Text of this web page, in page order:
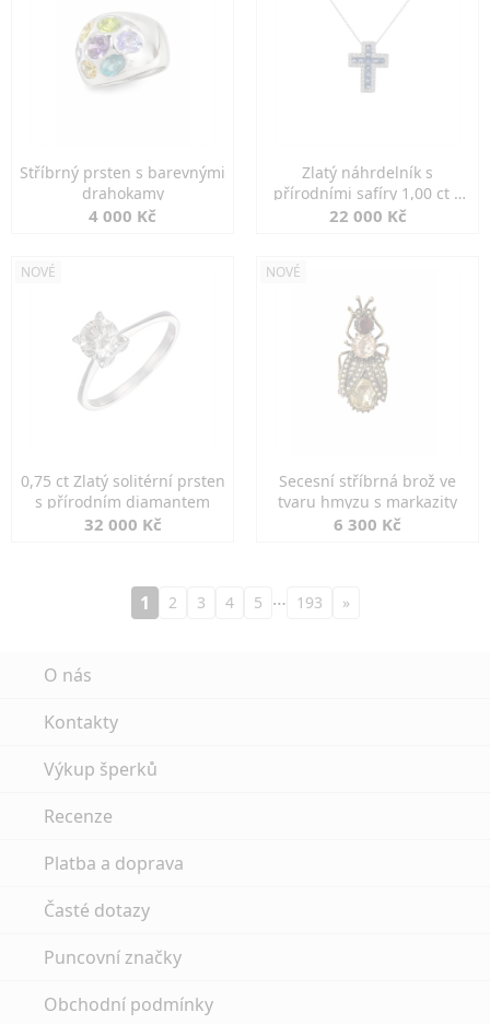
Stříbrný prsten s barevnými
drahokamy
4 000 Kč
Zlatý náhrdelník s
přírodními safíry 1,00 ct a
diamanty
22 000 Kč
NOVÉ
0,75 ct Zlatý solitérní prsten
s přírodním diamantem
32 000 Kč
NOVÉ
Secesní stříbrná brož ve
tvaru hmyzu s markazity
6 300 Kč
1 2 3 4 5 … 193 »
O nás
Kontakty
Výkup šperků
Recenze
Platba a doprava
Časté dotazy
Puncovní značky
Obchodní podmínky